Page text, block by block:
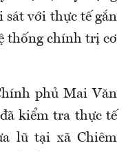
sát với thực tế gắn
thống chính trị cơ
phủ Mai Văn
kiểm tra thực tế
lũ tại xã Chiêm